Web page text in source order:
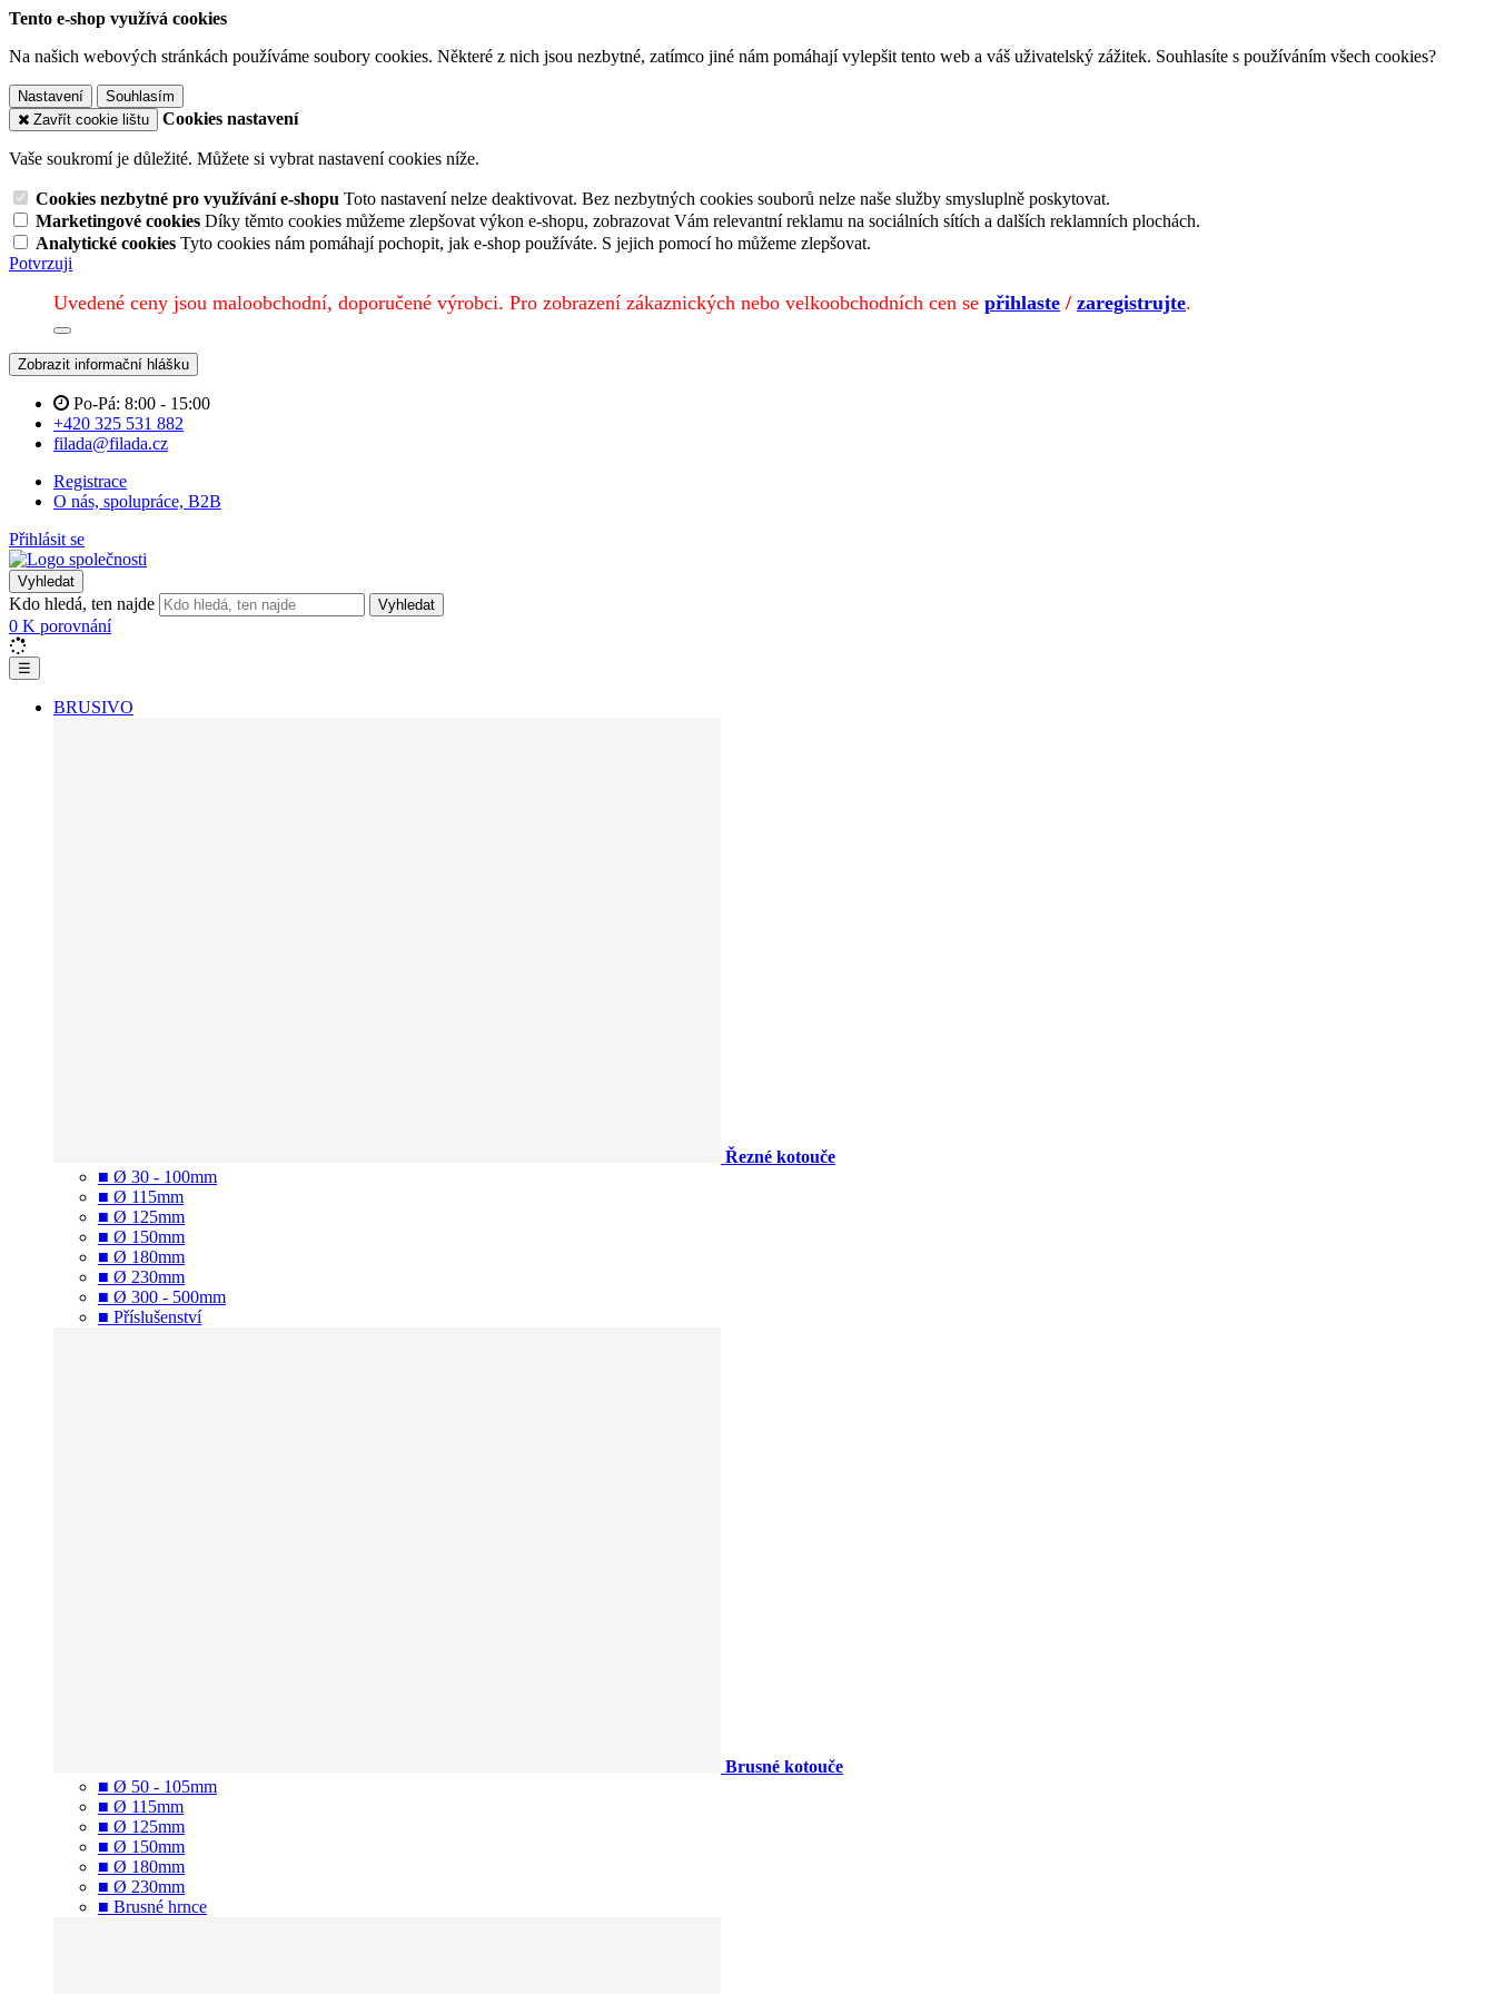
Tento e-shop využívá cookies
Na našich webových stránkách používáme soubory cookies. Některé z nich jsou nezbytné, zatímco jiné nám pomáhají vylepšit tento web a váš uživatelský zážitek. Souhlasíte s používáním všech cookies?
Nastavení
Souhlasím
Zavřít cookie lištu
Cookies nastavení
Vaše soukromí je důležité. Můžete si vybrat nastavení cookies níže.
Cookies nezbytné pro využívání e-shopu Toto nastavení nelze deaktivovat. Bez nezbytných cookies souborů nelze naše služby smysluplně poskytovat.
Marketingové cookies Díky těmto cookies můžeme zlepšovat výkon e-shopu, zobrazovat Vám relevantní reklamu na sociálních sítích a dalších reklamních plochách.
Analytické cookies Tyto cookies nám pomáhají pochopit, jak e-shop používáte. S jejich pomocí ho můžeme zlepšovat.
Potvrzuji
Uvedené ceny jsou maloobchodní, doporučené výrobci. Pro zobrazení zákaznických nebo velkoobchodních cen se přihlaste / zaregistrujte.
Zobrazit informační hlášku
Po-Pá: 8:00 - 15:00
+420 325 531 882
filada@filada.cz
Registrace
O nás, spolupráce, B2B
Přihlásit se
Vyhledat
Kdo hledá, ten najde Vyhledat
0 K porovnání
☰
BRUSIVO
Řezné kotouče
■ Ø 30 - 100mm
■ Ø 115mm
■ Ø 125mm
■ Ø 150mm
■ Ø 180mm
■ Ø 230mm
■ Ø 300 - 500mm
■ Příslušenství
Brusné kotouče
■ Ø 50 - 105mm
■ Ø 115mm
■ Ø 125mm
■ Ø 150mm
■ Ø 180mm
■ Ø 230mm
■ Brusné hrnce